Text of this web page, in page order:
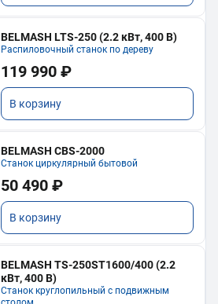
BELMASH LTS-250 (2.2 кВт, 400 В)
Распиловочный станок по дереву
119 990 ₽
В корзину
BELMASH CBS-2000
Станок циркулярный бытовой
50 490 ₽
В корзину
BELMASH TS-250ST1600/400 (2.2
кВт, 400 В)
Станок круглопильный с подвижным